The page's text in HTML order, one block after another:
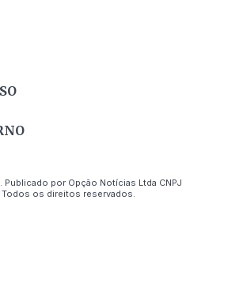
por Opção Notícias Ltda CNPJ
os direitos reservados.